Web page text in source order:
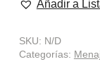
cantidad
Añadir a
SKU: N/D
Categorías: